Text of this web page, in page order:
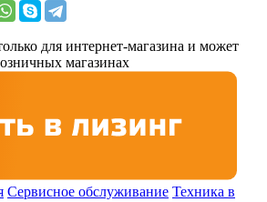
для интернет-магазина и может
магазинах
Сервисное обслуживание Техника в